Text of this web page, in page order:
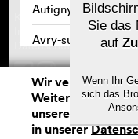
Kino
Autigny
Avry-sur-Matran
Baar
Bad Zurzach
Baden
Kontakt
Datenschutz
Wir verwenden
Weitersurfen auf
unserer Cookie-
in unserer
Sie das
auf
Wenn Ihr
sich das